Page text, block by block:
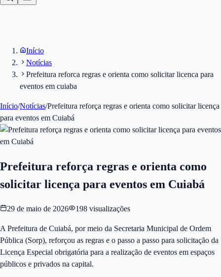
Início
Notícias
Prefeitura reforca regras e orienta como solicitar licenca para
eventos em cuiaba
Início/Notícias/Prefeitura reforça regras e orienta como solicitar licença
para eventos em Cuiabá
Prefeitura reforça regras e orienta como
solicitar licença para eventos em Cuiabá
29 de maio de 2026 198 visualizações
A Prefeitura de Cuiabá, por meio da Secretaria Municipal de Ordem
Pública (Sorp), reforçou as regras e o passo a passo para solicitação da
Licença Especial obrigatória para a realização de eventos em espaços
públicos e privados na capital.